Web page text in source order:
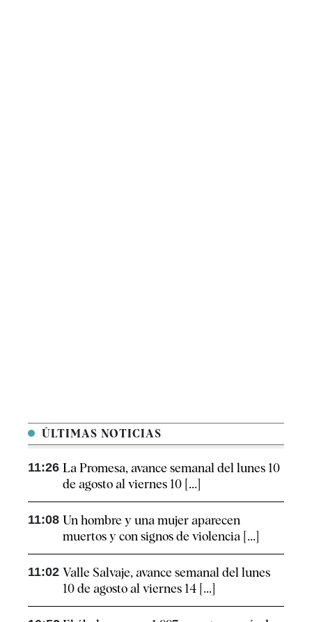
ÚLTIMAS NOTICIAS
11:26 La Promesa, avance semanal del lunes 10
de agosto al viernes 10 [...]
11:08 Un hombre y una mujer aparecen
muertos y con signos de violencia [...]
11:02 Valle Salvaje, avance semanal del lunes
10 de agosto al viernes 14 [...]